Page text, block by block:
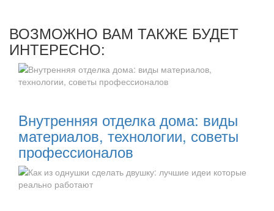
ВОЗМОЖНО ВАМ ТАКЖЕ БУДЕТ
ИНТЕРЕСНО:
Внутренняя отделка дома: виды
материалов, технологии, советы
профессионалов